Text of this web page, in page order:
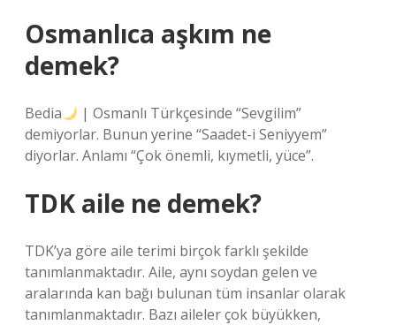
Osmanlıca aşkım ne
demek?
Bedia
| Osmanlı Türkçesinde “Sevgilim”
demiyorlar. Bunun yerine “Saadet-i Seniyyem”
diyorlar. Anlamı “Çok önemli, kıymetli, yüce”.
TDK aile ne demek?
TDK’ya göre aile terimi birçok farklı şekilde
tanımlanmaktadır. Aile, aynı soydan gelen ve
aralarında kan bağı bulunan tüm insanlar olarak
tanımlanmaktadır. Bazı aileler çok büyükken,